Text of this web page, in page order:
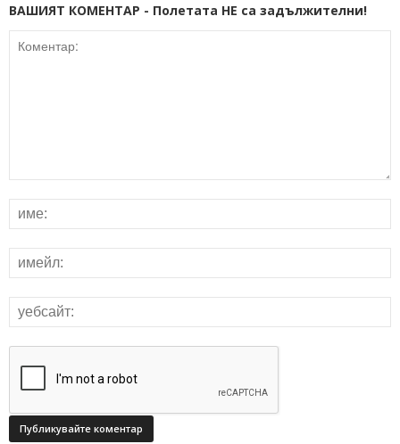
ВАШИЯТ КОМЕНТАР - Полетата НЕ са задължителни!